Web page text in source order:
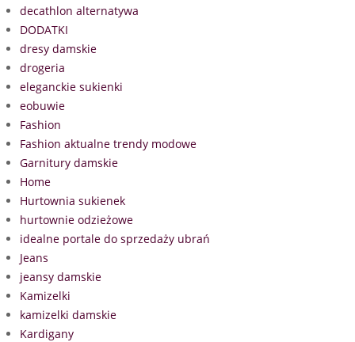
decathlon alternatywa
DODATKI
dresy damskie
drogeria
eleganckie sukienki
eobuwie
Fashion
Fashion aktualne trendy modowe
Garnitury damskie
Home
Hurtownia sukienek
hurtownie odzieżowe
idealne portale do sprzedaży ubrań
Jeans
jeansy damskie
Kamizelki
kamizelki damskie
Kardigany